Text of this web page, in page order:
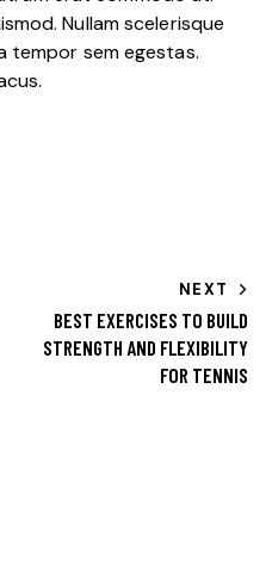
Nullam scelerisque
tempor sem egestas.
NEXT
BEST EXERCISES TO BUILD
STRENGTH AND FLEXIBILITY
FOR TENNIS